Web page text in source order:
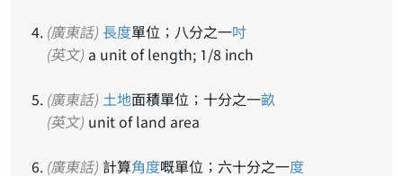
(廣東話) 長度單位；八分之一吋
(英文) a unit of length; 1/8 inch
(廣東話) 土地面積單位；十分之一畝
(英文) unit of land area
(廣東話) 計算角度嘅單位；六十分之一度